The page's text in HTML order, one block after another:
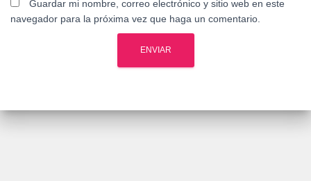
Guardar mi nombre, correo electrónico y sitio web en este
navegador para la próxima vez que haga un comentario.